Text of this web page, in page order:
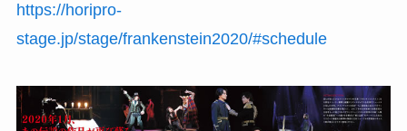
https://horipro-
stage.jp/stage/frankenstein2020/#schedule